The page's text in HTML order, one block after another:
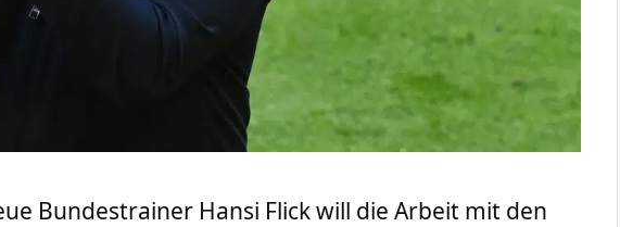
Bundestrainer Hansi Flick will die Arbeit mit den